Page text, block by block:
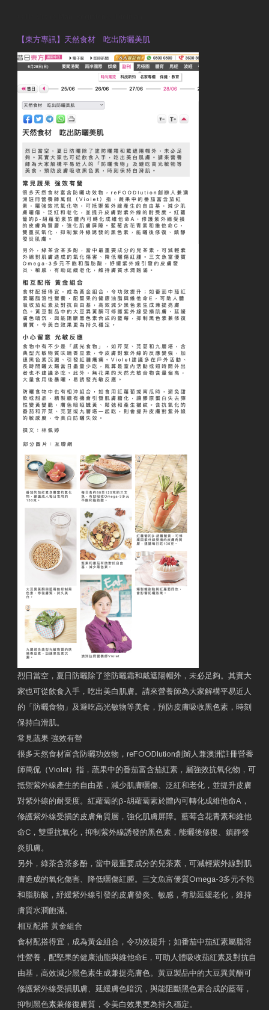
【東方專訊】天然食材 吃出防曬美肌
烈日當空，夏日防曬除了塗防曬霜和戴遮陽帽外，未必足夠。其實大
家也可從飲食入手，吃出美白肌膚。請來營養師為大家解構平易近人
的「防曬食物」及避吃高光敏物等美食，預防皮膚吸收黑色素，時刻
保持白滑肌。
常見蔬果 強效有營
很多天然食材富含防曬功效物，reFOODlution創辧人兼澳洲註冊營養
師萬侃（Violet）指，蔬果中的番茄富含茄紅素，屬強效抗氧化物，可
抵禦紫外線產生的自由基，減少肌膚曬傷、泛紅和老化，並提升皮膚
對紫外線的耐受度。紅蘿蔔的β-胡蘿蔔素於體內可轉化成維他命A，
修護紫外線受損的皮膚角質層，強化肌膚屏障。藍莓含花青素和維他
命C，雙重抗氧化，抑制紫外線誘發的黑色素，能曬後修復、鎮靜發
炎肌膚。
另外，綠茶含茶多酚，當中最重要成分的兒茶素，可減輕紫外線對肌
膚造成的氧化傷害、降低曬傷紅腫。三文魚富優質Omega-3多元不飽
和脂肪酸，紓緩紫外線引發的皮膚發炎、敏感，有助延緩老化，維持
膚質水潤飽滿。
相互配搭 黃金組合
食材配搭得宜，成為黃金組合，令功效提升；如番茄中茄紅素屬脂溶
性營養，配堅果的健康油脂與維他命E，可助人體吸收茄紅素及對抗自
由基，高效減少黑色素生成兼提亮膚色。黃豆製品中的大豆異黃酮可
修護紫外線受損肌膚、延緩膚色暗沉，與能阻斷黑色素合成的藍莓，
抑制黑色素兼修復膚質，令美白效果更為持久穩定。